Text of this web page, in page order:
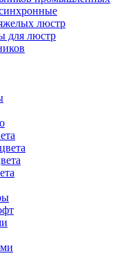
люстр
для люстр